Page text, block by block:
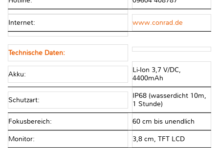
Internet: www.conrad.de
Technische Daten:
Akku:
Li-Ion 3,7 V/DC,
4400mAh
Schutzart:
IP68 (wasserdicht 10m,
1 Stunde)
Fokusbereich: 60 cm bis unendlich
Monitor: 3,8 cm, TFT LCD